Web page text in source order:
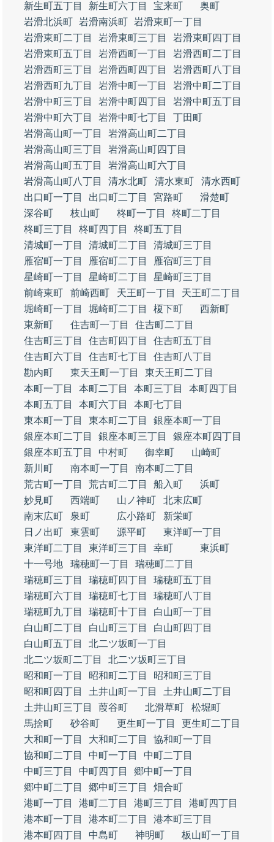
新生町五丁目
新生町六丁目 宝来町
奥町
岩滑北浜町 岩滑南浜町 岩滑東町一丁目
岩滑東町二丁目
岩滑東町三丁目
岩滑東町四丁目
岩滑東町五丁目
岩滑西町一丁目
岩滑西町二丁目
岩滑西町三丁目
岩滑西町四丁目
岩滑西町八丁目
岩滑西町九丁目
岩滑中町一丁目
岩滑中町二丁目
岩滑中町三丁目
岩滑中町四丁目
岩滑中町五丁目
岩滑中町六丁目
岩滑中町七丁目
丁田町
岩滑高山町一丁目
岩滑高山町二丁目
岩滑高山町三丁目
岩滑高山町四丁目
岩滑高山町五丁目
岩滑高山町六丁目
岩滑高山町八丁目
清水北町 清水東町
清水西町
出口町一丁目
出口町二丁目 宮路町
滑楚町
深谷町
枝山町 柊町一丁目
柊町二丁目
柊町三丁目
柊町四丁目
柊町五丁目
清城町一丁目
清城町二丁目
清城町三丁目
雁宿町一丁目
雁宿町二丁目
雁宿町三丁目
星崎町一丁目
星崎町二丁目
星崎町三丁目
前崎東町
前崎西町 天王町一丁目
天王町二丁目
堀崎町一丁目
堀崎町二丁目 榎下町
西新町
東新町
住吉町一丁目
住吉町二丁目
住吉町三丁目
住吉町四丁目
住吉町五丁目
住吉町六丁目
住吉町七丁目
住吉町八丁目
勘内町
東天王町一丁目
東天王町二丁目
本町一丁目
本町二丁目 本町三丁目
本町四丁目
本町五丁目
本町六丁目
本町七丁目
東本町一丁目
東本町二丁目
銀座本町一丁目
銀座本町二丁目
銀座本町三丁目
銀座本町四丁目
銀座本町五丁目
中村町 御幸町
山崎町
新川町
南本町一丁目
南本町二丁目
荒古町一丁目
荒古町二丁目 船入町
浜町
妙見町
西端町 山ノ神町
北末広町
南末広町
泉町 広小路町
新栄町
日ノ出町
東雲町 源平町
東洋町一丁目
東洋町二丁目
東洋町三丁目 幸町
東浜町
十一号地
瑞穂町一丁目
瑞穂町二丁目
瑞穂町三丁目
瑞穂町四丁目
瑞穂町五丁目
瑞穂町六丁目
瑞穂町七丁目
瑞穂町八丁目
瑞穂町九丁目
瑞穂町十丁目
白山町一丁目
白山町二丁目
白山町三丁目
白山町四丁目
白山町五丁目
北二ツ坂町一丁目
北二ツ坂町二丁目
北二ツ坂町三丁目
昭和町一丁目
昭和町二丁目
昭和町三丁目
昭和町四丁目
土井山町一丁目
土井山町二丁目
土井山町三丁目
葭谷町 北滑草町
松堀町
馬捨町
砂谷町 更生町一丁目
更生町二丁目
大和町一丁目
大和町二丁目
協和町一丁目
協和町二丁目
中町一丁目
中町二丁目
中町三丁目
中町四丁目
郷中町一丁目
郷中町二丁目
郷中町三丁目
畑合町
港町一丁目
港町二丁目 港町三丁目
港町四丁目
港本町一丁目
港本町二丁目
港本町三丁目
港本町四丁目
中島町 神明町
板山町一丁目